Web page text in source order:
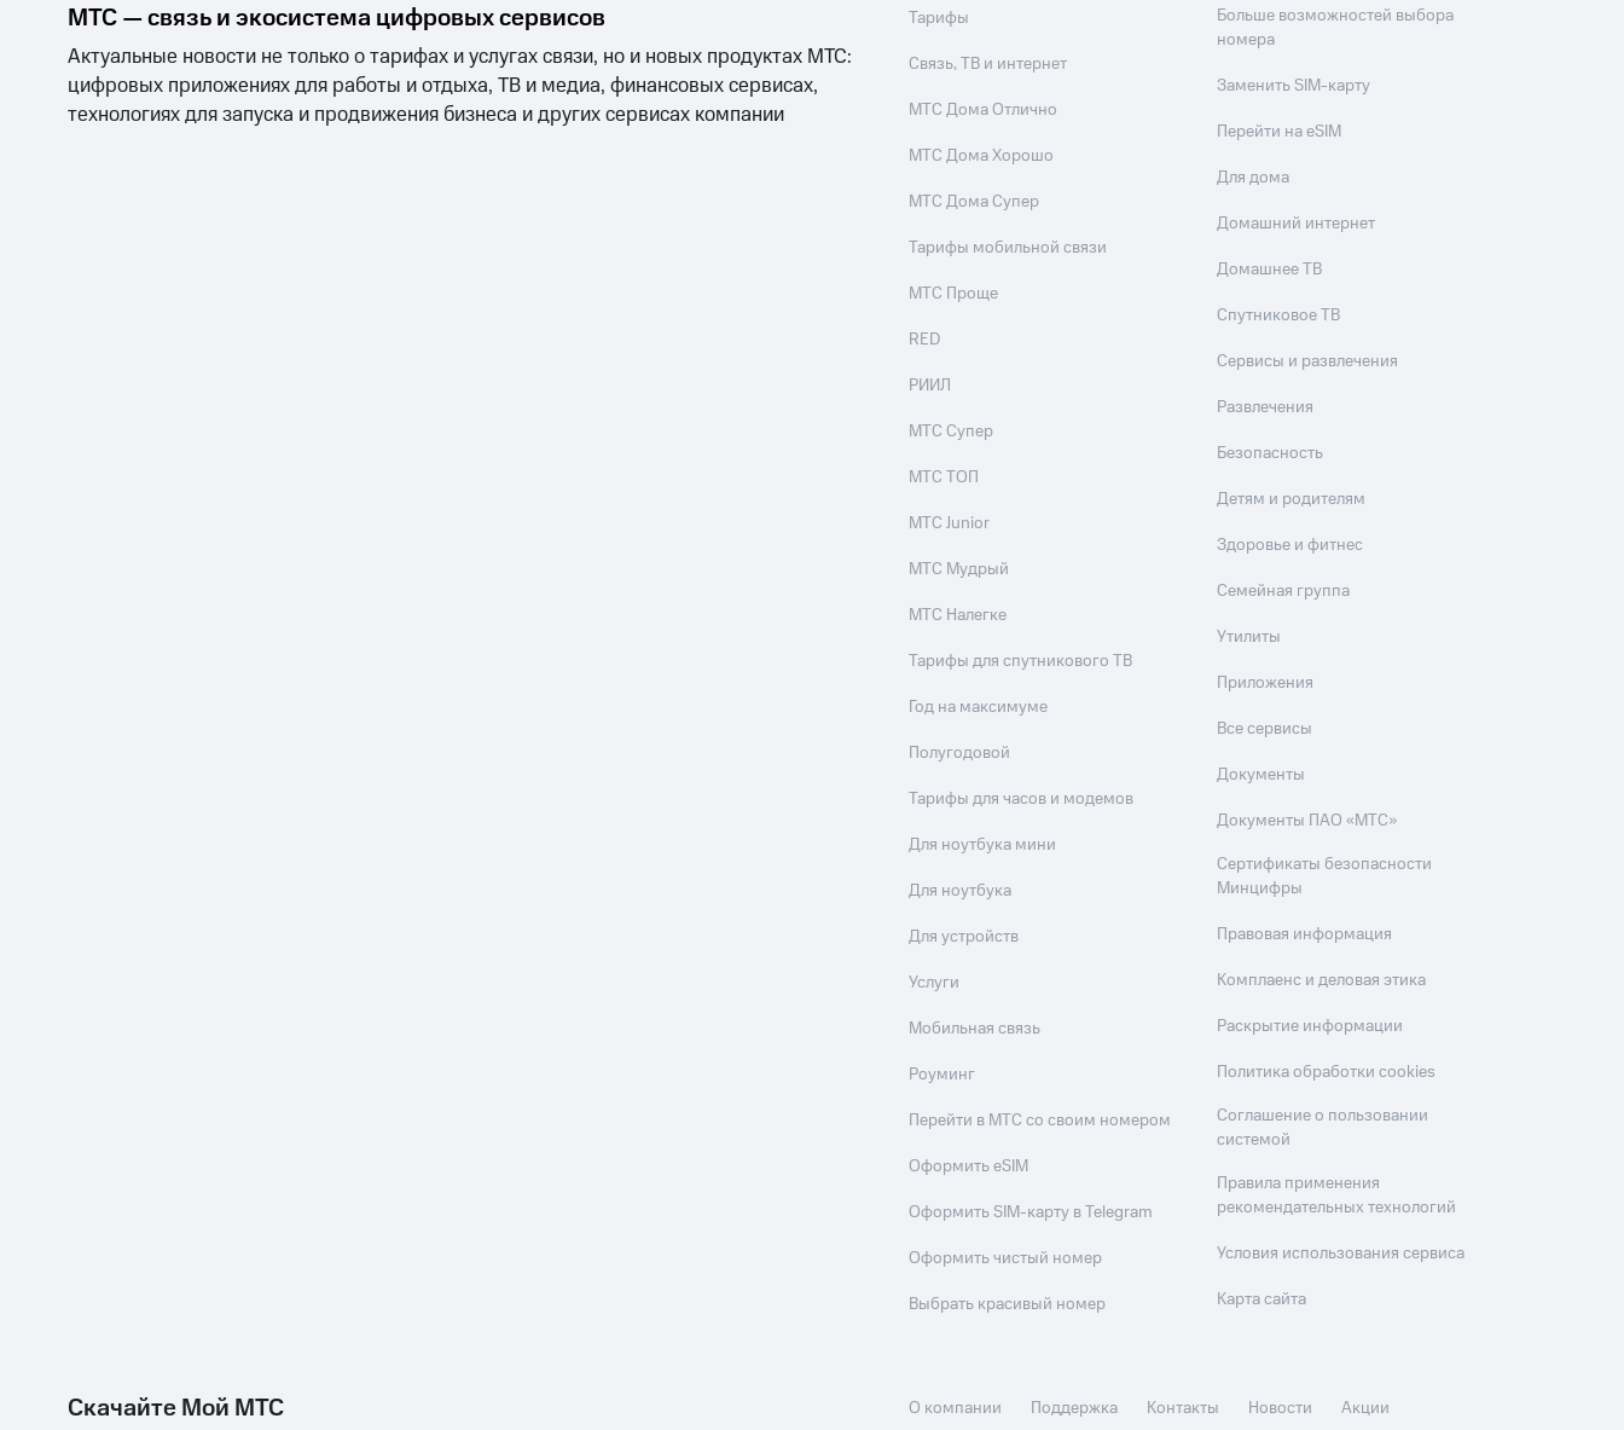
МТС — связь и экосистема цифровых сервисов
Актуальные новости не только о тарифах и услугах связи, но и новых продуктах МТС:
цифровых приложениях для работы и отдыха, ТВ и медиа, финансовых сервисах,
технологиях для запуска и продвижения бизнеса и других сервисах компании
Тарифы
Связь, ТВ и интернет
МТС Дома Отлично
МТС Дома Хорошо
МТС Дома Супер
Тарифы мобильной связи
МТС Проще
RED
РИИЛ
МТС Супер
МТС ТОП
МТС Junior
МТС Мудрый
МТС Налегке
Тарифы для спутникового ТВ
Год на максимуме
Полугодовой
Тарифы для часов и модемов
Для ноутбука мини
Для ноутбука
Для устройств
Услуги
Мобильная связь
Роуминг
Перейти в МТС со своим номером
Оформить eSIM
Оформить SIM-карту в Telegram
Оформить чистый номер
Выбрать красивый номер
Больше возможностей выбора
номера
Заменить SIM-карту
Перейти на eSIM
Для дома
Домашний интернет
Домашнее ТВ
Спутниковое ТВ
Сервисы и развлечения
Развлечения
Безопасность
Детям и родителям
Здоровье и фитнес
Семейная группа
Утилиты
Приложения
Все сервисы
Документы
Документы ПАО «МТС»
Сертификаты безопасности
Минцифры
Правовая информация
Комплаенс и деловая этика
Раскрытие информации
Политика обработки cookies
Соглашение о пользовании
системой
Правила применения
рекомендательных технологий
Условия использования сервиса
Карта сайта
Скачайте Мой МТС О компании Поддержка Контакты Новости Акции